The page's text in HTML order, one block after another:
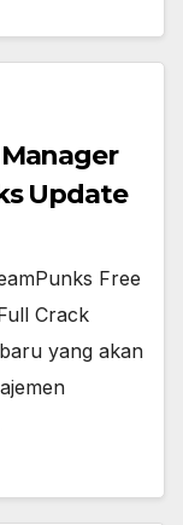
Update
Free
Crack
yang akan